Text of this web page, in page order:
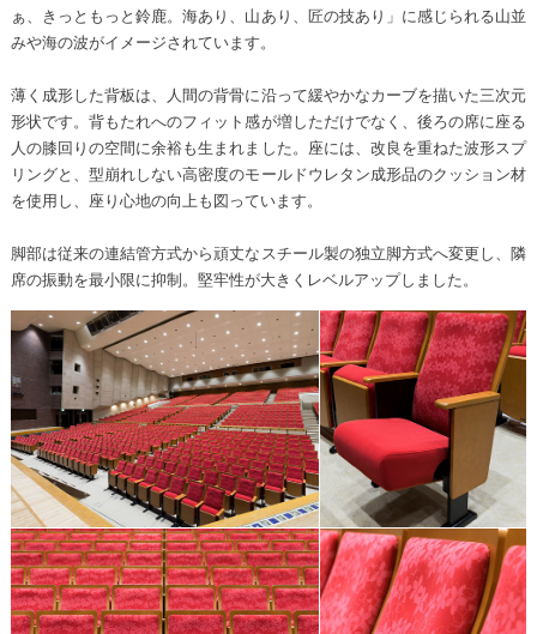
ぁ、きっともっと鈴鹿。海あり、山あり、匠の技あり」に感じられる山並
みや海の波がイメージされています。
薄く成形した背板は、人間の背骨に沿って緩やかなカーブを描いた三次元
形状です。背もたれへのフィット感が増しただけでなく、後ろの席に座る
人の膝回りの空間に余裕も生まれました。座には、改良を重ねた波形スプ
リングと、型崩れしない高密度のモールドウレタン成形品のクッション材
を使用し、座り心地の向上も図っています。
脚部は従来の連結管方式から頑丈なスチール製の独立脚方式へ変更し、隣
席の振動を最小限に抑制。堅牢性が大きくレベルアップしました。